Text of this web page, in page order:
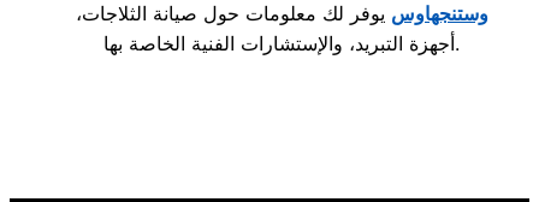
وستنجهاوس يوفر لك معلومات حول صيانة الثلاجات،
أجهزة التبريد، والإستشارات الفنية الخاصة بها.